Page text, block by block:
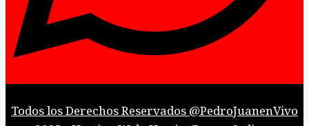
Todos los Derechos Reservados @PedroJuanenVivo